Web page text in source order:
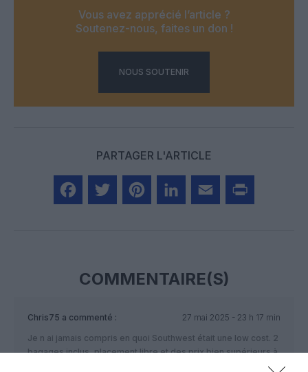
Vous avez apprécié l’article ?
Soutenez-nous, faites un don !
NOUS SOUTENIR
PARTAGER L'ARTICLE
COMMENTAIRE(S)
Chris75 a commenté :
27 mai 2025 - 23 h 17 min
Je n ai jamais compris en quoi Southwest était une low cost. 2
bagages inclus, placement libre et des prix bien supérieurs à
Frontier et Spirit. Sans compter la possibilité de changer sans